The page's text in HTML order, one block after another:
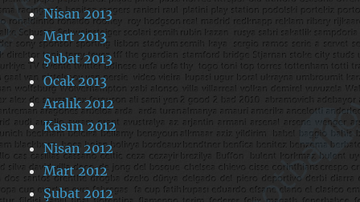
Nisan 2013
Mart 2013
Şubat 2013
Ocak 2013
Aralık 2012
Kasım 2012
Nisan 2012
Mart 2012
Şubat 2012